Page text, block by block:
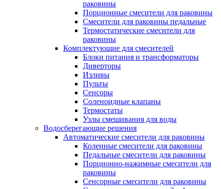
раковины
Порционные смесители для раковины
Смесители для раковины педальные
Термостатические смесители для
раковины
Комплектующие для смесителей
Блоки питания и трансформаторы
Диверторы
Изливы
Пульты
Сенсоры
Соленоидные клапаны
Термостаты
Узлы смешивания для воды
Водосберегающие решения
Автоматические смесители для раковины
Коленные смесители для раковины
Педальные смесители для раковины
Порционно-нажимные смесители для
раковины
Сенсорные смесители для раковины